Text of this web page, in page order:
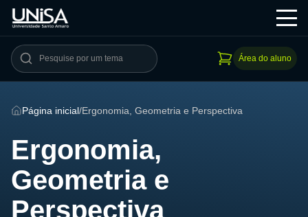
Área do aluno
Página inicial/Ergonomia, Geometria e Perspectiva
Ergonomia,
Geometria e
Perspectiva